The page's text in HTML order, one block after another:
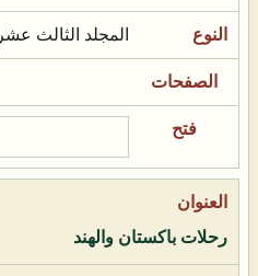
المجلد الثالث عشر
رحلات باكستان والهند